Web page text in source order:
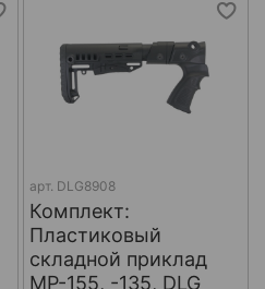
арт. DLG8908
Комплект:
Пластиковый
складной приклад
МР-155, -135, DLG